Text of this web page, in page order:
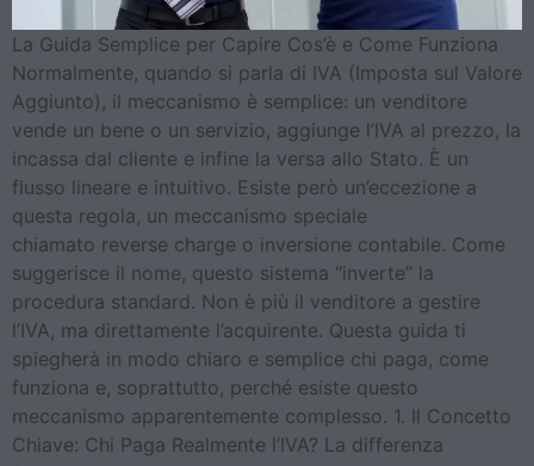
La Guida Semplice per Capire Cos’è e Come Funziona
Normalmente, quando si parla di IVA (Imposta sul Valore
Aggiunto), il meccanismo è semplice: un venditore
vende un bene o un servizio, aggiunge l’IVA al prezzo, la
incassa dal cliente e infine la versa allo Stato. È un
flusso lineare e intuitivo. Esiste però un’eccezione a
questa regola, un meccanismo speciale
chiamato reverse charge o inversione contabile. Come
suggerisce il nome, questo sistema “inverte” la
procedura standard. Non è più il venditore a gestire
l’IVA, ma direttamente l’acquirente. Questa guida ti
spiegherà in modo chiaro e semplice chi paga, come
funziona e, soprattutto, perché esiste questo
meccanismo apparentemente complesso. 1. Il Concetto
Chiave: Chi Paga Realmente l’IVA? La differenza